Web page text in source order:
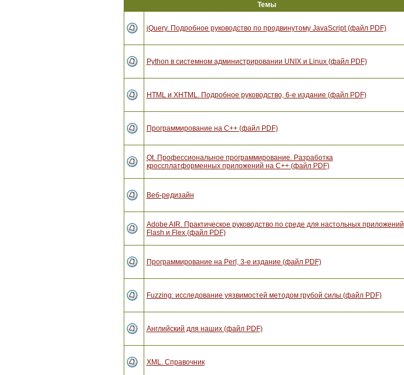
Темы
jQuery. Подробное руководство по продвинутому JavaScript (файл PDF)
Python в системном администрировании UNIX и Linux (файл PDF)
HTML и XHTML. Подробное руководство, 6-е издание (файл PDF)
Программирование на C++ (файл PDF)
Qt. Профессиональное программирование. Разработка
кроссплатформенных приложений на С++ (файл PDF)
Веб-редизайн
Adobe AIR. Практическое руководство по среде для настольных приложений
Flash и Flex (файл PDF)
Программирование на Perl, 3-е издание (файл PDF)
Fuzzing: исследование уязвимостей методом грубой силы (файл PDF)
Английский для наших (файл PDF)
XML. Справочник